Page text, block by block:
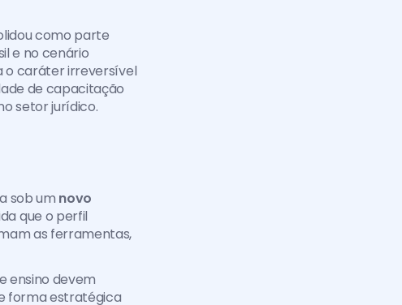
como parte
e no cenário
o caráter irreversível
de capacitação
setor jurídico.
sob um novo
que o perfil
as ferramentas,
ensino devem
forma estratégica